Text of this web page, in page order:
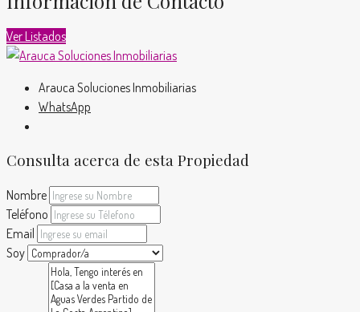
Ver Listados
Arauca Soluciones Inmobiliarias
WhatsApp
Consulta acerca de esta Propiedad
Nombre
Teléfono
Email
Soy